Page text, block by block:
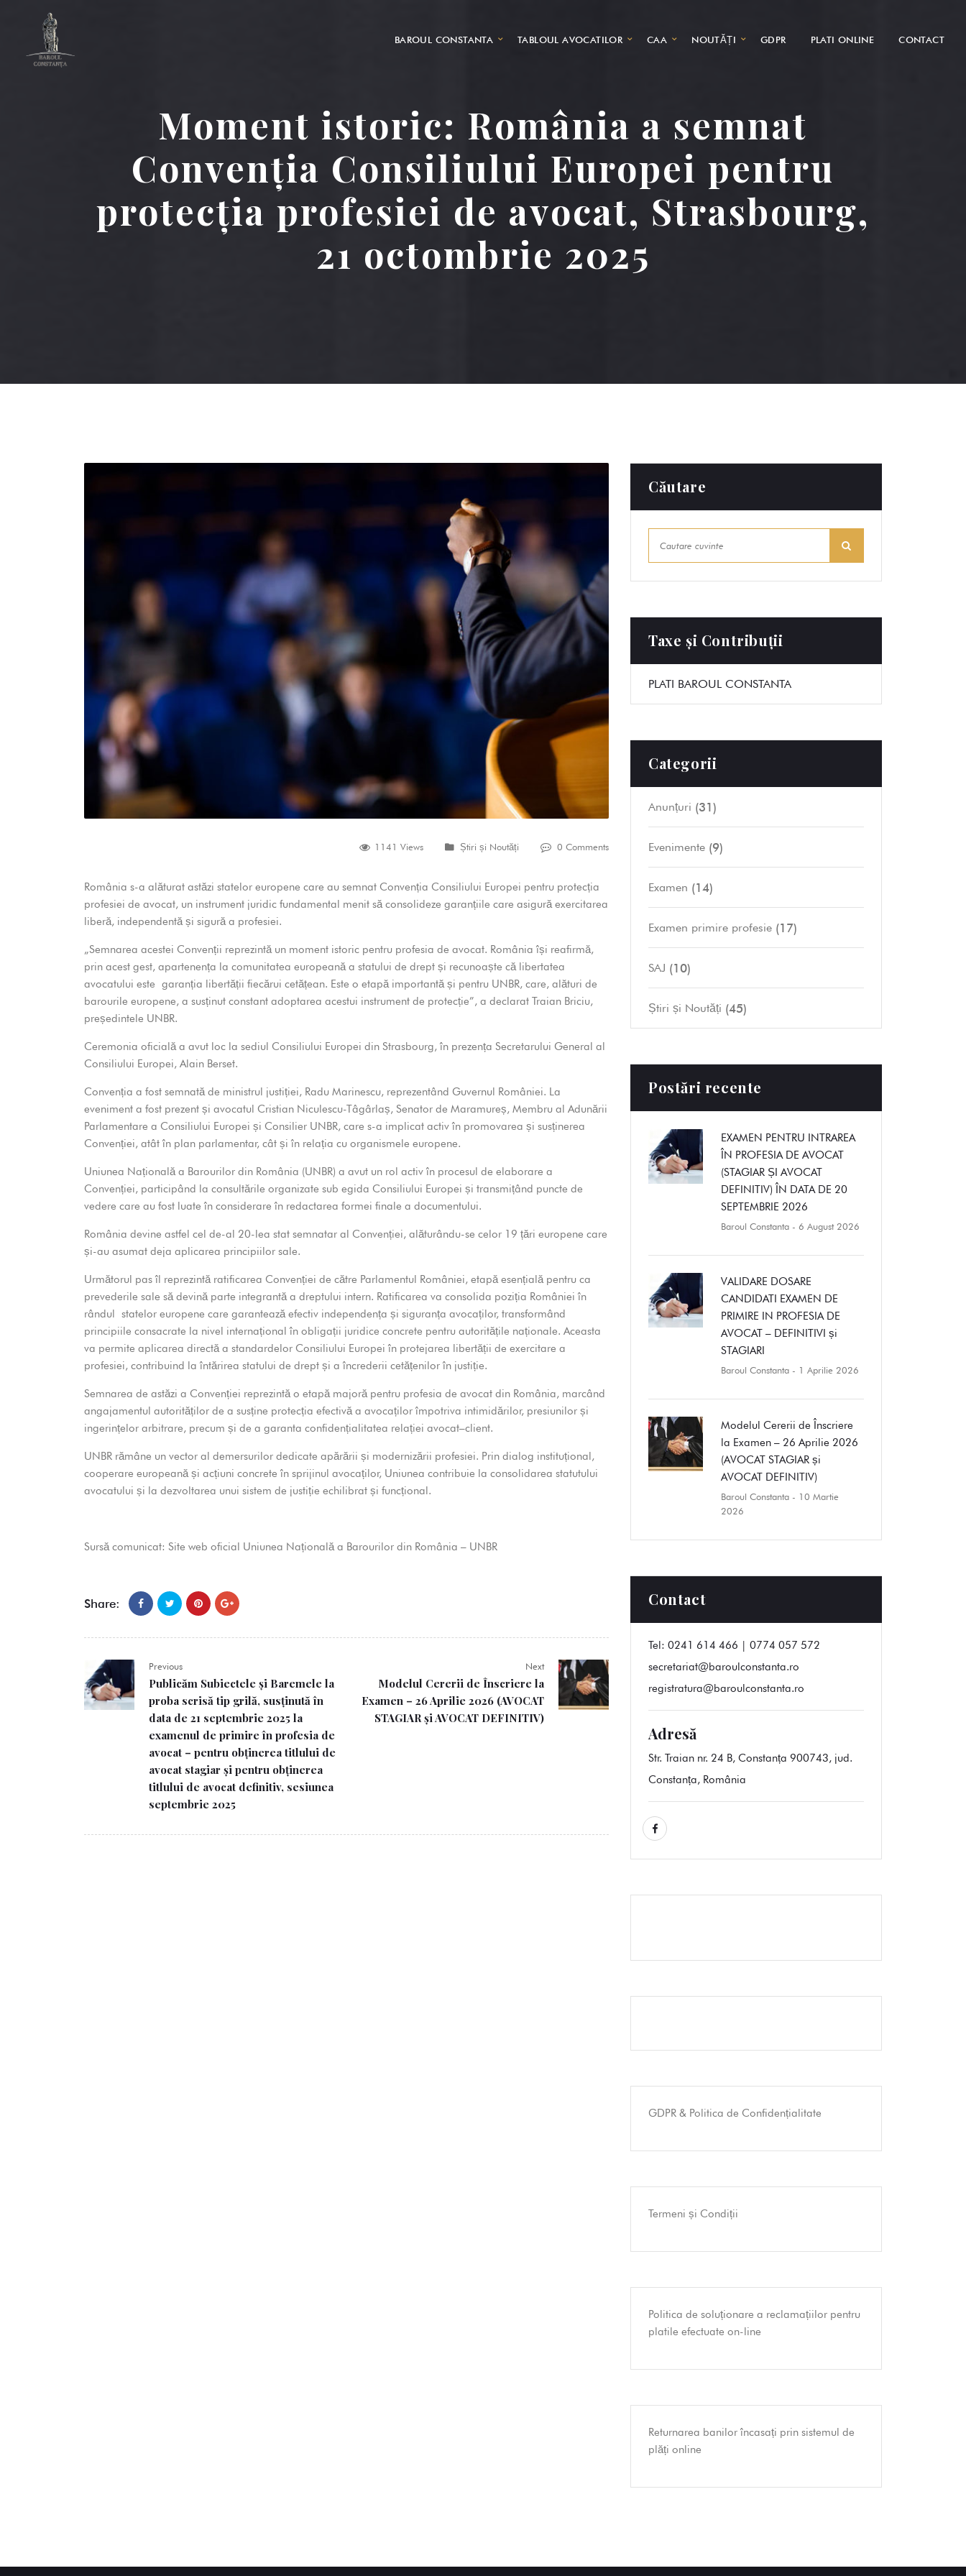
BAROUL CONSTANTA TABLOUL AVOCATILOR CAA NOUTĂȚI GDPR PLATI ONLINE CONTACT
Moment istoric: România a semnat
Convenția Consiliului Europei pentru
protecția profesiei de avocat, Strasbourg,
21 octombrie 2025
1141 Views Știri și Noutăți 0 Comments
România s-a alăturat astăzi statelor europene care au semnat Convenția Consiliului Europei pentru protecția
profesiei de avocat, un instrument juridic fundamental menit să consolideze garanțiile care asigură exercitarea
liberă, independentă și sigură a profesiei.
„Semnarea acestei Convenții reprezintă un moment istoric pentru profesia de avocat. România își reafirmă,
prin acest gest, apartenența la comunitatea europeană a statului de drept și recunoaște că libertatea
avocatului este garanția libertății fiecărui cetățean. Este o etapă importantă și pentru UNBR, care, alături de
barourile europene, a susținut constant adoptarea acestui instrument de protecție”, a declarat Traian Briciu,
președintele UNBR.
Ceremonia oficială a avut loc la sediul Consiliului Europei din Strasbourg, în prezența Secretarului General al
Consiliului Europei, Alain Berset.
Convenția a fost semnată de ministrul justiției, Radu Marinescu, reprezentând Guvernul României. La
eveniment a fost prezent și avocatul Cristian Niculescu-Tâgârlaș, Senator de Maramureș, Membru al Adunării
Parlamentare a Consiliului Europei și Consilier UNBR, care s-a implicat activ în promovarea și susținerea
Convenției, atât în plan parlamentar, cât și în relația cu organismele europene.
Uniunea Națională a Barourilor din România (UNBR) a avut un rol activ în procesul de elaborare a
Convenției, participând la consultările organizate sub egida Consiliului Europei și transmițând puncte de
vedere care au fost luate în considerare în redactarea formei finale a documentului.
România devine astfel cel de-al 20-lea stat semnatar al Convenției, alăturându-se celor 19 țări europene care
și-au asumat deja aplicarea principiilor sale.
Următorul pas îl reprezintă ratificarea Convenției de către Parlamentul României, etapă esențială pentru ca
prevederile sale să devină parte integrantă a dreptului intern. Ratificarea va consolida poziția României în
rândul statelor europene care garantează efectiv independența și siguranța avocaților, transformând
principiile consacrate la nivel internațional în obligații juridice concrete pentru autoritățile naționale. Aceasta
va permite aplicarea directă a standardelor Consiliului Europei în protejarea libertății de exercitare a
profesiei, contribuind la întărirea statului de drept și a încrederii cetățenilor în justiție.
Semnarea de astăzi a Convenției reprezintă o etapă majoră pentru profesia de avocat din România, marcând
angajamentul autorităților de a susține protecția efectivă a avocaților împotriva intimidărilor, presiunilor și
ingerințelor arbitrare, precum și de a garanta confidențialitatea relației avocat–client.
UNBR rămâne un vector al demersurilor dedicate apărării și modernizării profesiei. Prin dialog instituțional,
cooperare europeană și acțiuni concrete în sprijinul avocaților, Uniunea contribuie la consolidarea statutului
avocatului și la dezvoltarea unui sistem de justiție echilibrat și funcțional.
Sursă comunicat: Site web oficial Uniunea Națională a Barourilor din România – UNBR
Share:
Previous
Publicăm Subiectele şi Baremele la
proba scrisă tip grilă, susţinută în
data de 21 septembrie 2025 la
examenul de primire în profesia de
avocat – pentru obţinerea titlului de
avocat stagiar şi pentru obţinerea
titlului de avocat definitiv, sesiunea
septembrie 2025
Next
Modelul Cererii de Înscriere la
Examen – 26 Aprilie 2026 (AVOCAT
STAGIAR și AVOCAT DEFINITIV)
Căutare
Taxe și Contribuții
PLATI BAROUL CONSTANTA
Categorii
Anunțuri (31)
Evenimente (9)
Examen (14)
Examen primire profesie (17)
SAJ (10)
Știri și Noutăți (45)
Postări recente
EXAMEN PENTRU INTRAREA
ÎN PROFESIA DE AVOCAT
(STAGIAR ȘI AVOCAT
DEFINITIV) ÎN DATA DE 20
SEPTEMBRIE 2026
Baroul Constanta - 6 August 2026
VALIDARE DOSARE
CANDIDATI EXAMEN DE
PRIMIRE IN PROFESIA DE
AVOCAT – DEFINITIVI și
STAGIARI
Baroul Constanta - 1 Aprilie 2026
Modelul Cererii de Înscriere
la Examen – 26 Aprilie 2026
(AVOCAT STAGIAR și
AVOCAT DEFINITIV)
Baroul Constanta - 10 Martie
2026
Contact
Tel: 0241 614 466 | 0774 057 572
secretariat@baroulconstanta.ro
registratura@baroulconstanta.ro
Adresă
Str. Traian nr. 24 B, Constanța 900743, jud.
Constanța, România
GDPR & Politica de Confidențialitate
Termeni și Condiții
Politica de soluționare a reclamațiilor pentru
platile efectuate on-line
Returnarea banilor încasați prin sistemul de
plăți online